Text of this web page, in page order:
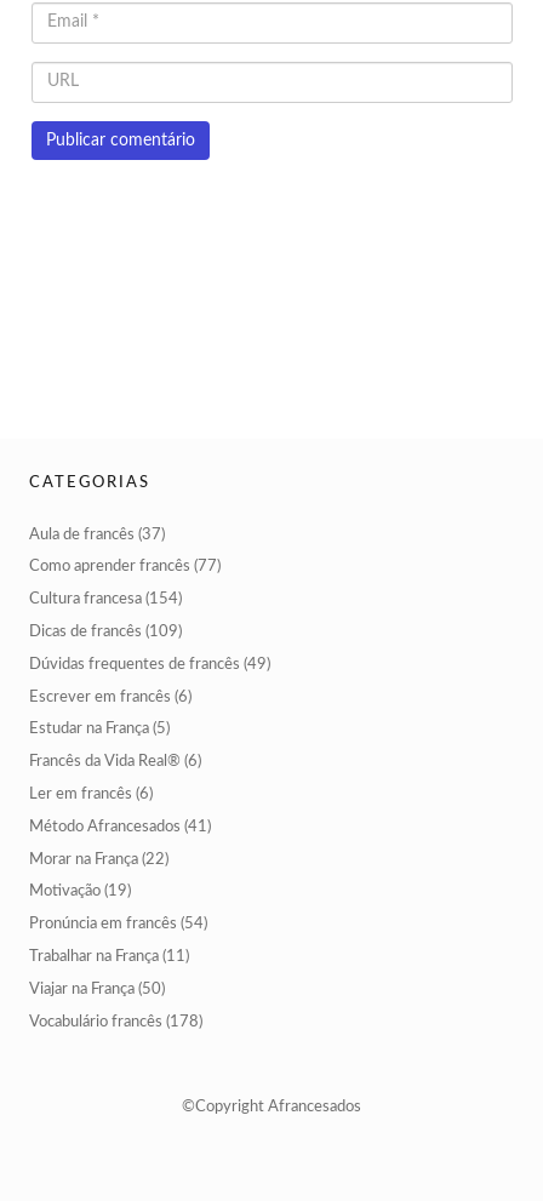
CATEGORIAS
Aula de francês (37)
Como aprender francês (77)
Cultura francesa (154)
Dicas de francês (109)
Dúvidas frequentes de francês (49)
Escrever em francês (6)
Estudar na França (5)
Francês da Vida Real® (6)
Ler em francês (6)
Método Afrancesados (41)
Morar na França (22)
Motivação (19)
Pronúncia em francês (54)
Trabalhar na França (11)
Viajar na França (50)
Vocabulário francês (178)
©Copyright Afrancesados